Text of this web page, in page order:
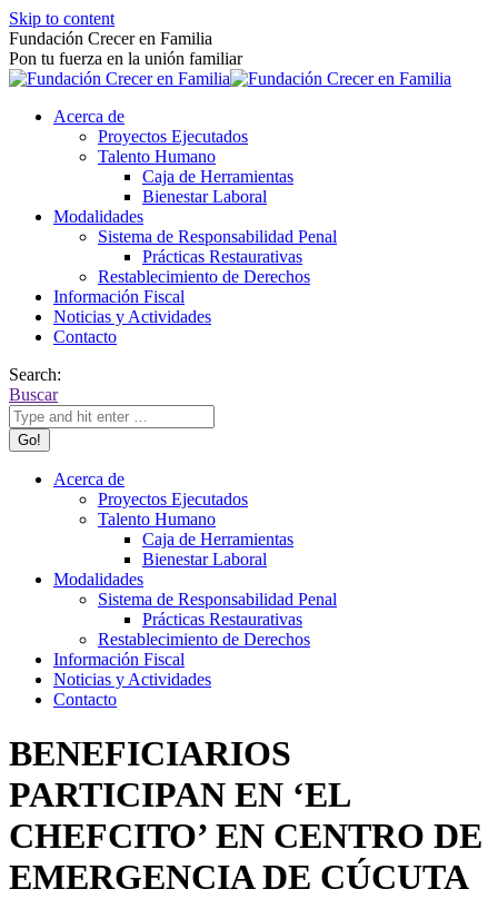
Skip to content
Fundación Crecer en Familia
Pon tu fuerza en la unión familiar
Acerca de
Proyectos Ejecutados
Talento Humano
Caja de Herramientas
Bienestar Laboral
Modalidades
Sistema de Responsabilidad Penal
Prácticas Restaurativas
Restablecimiento de Derechos
Información Fiscal
Noticias y Actividades
Contacto
Search:
Buscar
Acerca de
Proyectos Ejecutados
Talento Humano
Caja de Herramientas
Bienestar Laboral
Modalidades
Sistema de Responsabilidad Penal
Prácticas Restaurativas
Restablecimiento de Derechos
Información Fiscal
Noticias y Actividades
Contacto
BENEFICIARIOS
PARTICIPAN EN ‘EL
CHEFCITO’ EN CENTRO DE
EMERGENCIA DE CÚCUTA